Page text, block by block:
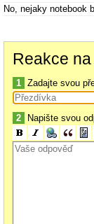
No, nejaky notebook
Reakce
1 Zadajte svou
2 Napište svou